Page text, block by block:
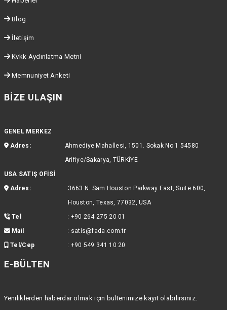
Blog
İletişim
Kvkk Aydınlatma Metni
Memnuniyet Anketi
BIZE ULAŞIN
GENEL MERKEZ
Adres:
Ahmediye Mahallesi, 1501. Sokak No:1 54580
Arifiye/Sakarya, TÜRKİYE
USA SATIŞ OFİSİ
Adres:
3663 N. Sam Houston Parkway East, Suite 600,
Houston, Texas, 77032, USA
Tel
: +90 264 275 20 01
Mail
: satis@fada.com.tr
Tel/Cep
: +90 549 341 10 20
E-BÜLTEN
Yeniliklerden haberdar olmak için bültenimize kayıt olabilirsiniz.